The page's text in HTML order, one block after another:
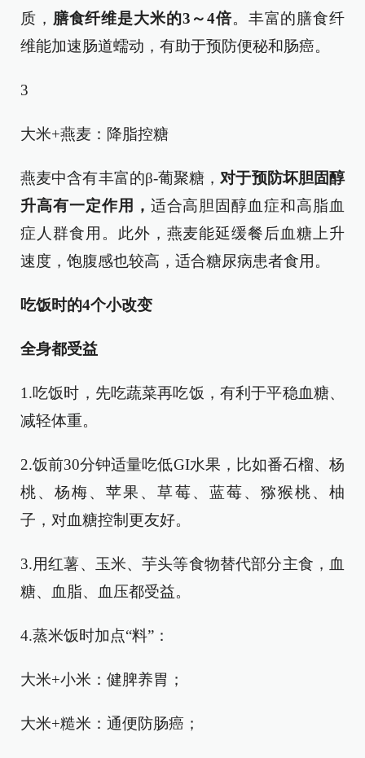
质， 膳食纤维是大米的3～4倍。丰富的膳食纤
维能加速肠道蠕动，有助于预防便秘和肠癌。
3
大米+燕麦：降脂控糖
燕麦中含有丰富的β-葡聚糖， 对于预防坏胆固醇
升高有一定作用， 适合高胆固醇血症和高脂血
症人群食用。此外，燕麦能延缓餐后血糖上升
速度，饱腹感也较高，适合糖尿病患者食用。
吃饭时的4个小改变
全身都受益
1.吃饭时，先吃蔬菜再吃饭，有利于平稳血糖、
减轻体重。
2.饭前30分钟适量吃低GI水果，比如番石榴、杨
桃、杨梅、苹果、草莓、蓝莓、猕猴桃、柚
子，对血糖控制更友好。
3.用红薯、玉米、芋头等食物替代部分主食，血
糖、血脂、血压都受益。
4.蒸米饭时加点“料”：
大米+小米：健脾养胃；
大米+糙米：通便防肠癌；